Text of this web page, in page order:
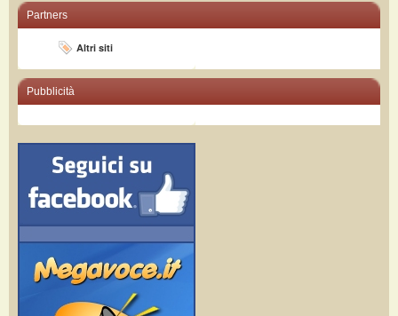
Partners
Altri siti
Pubblicità